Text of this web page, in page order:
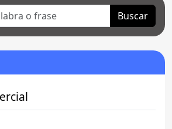
Buscar